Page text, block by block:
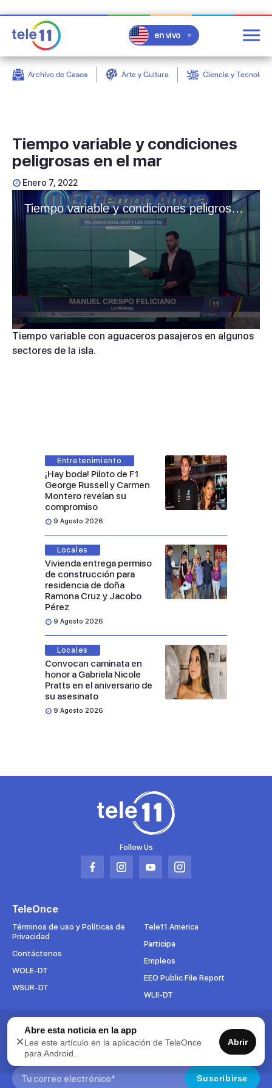
en vivo
Archivo de Casos Arte y Cultura Ciencia y
Tiempo variable y condiciones
peligrosas en el mar
Enero 7, 2022
Tiempo variable y condiciones peligrosas en el mar
0
seconds
of
Tiempo variable con aguaceros pasajeros en algunos
sectores de la isla.
Entretenimiento
¡Hay boda! Piloto de F1
George Russell y Carmen
Montero revelan su
compromiso
9 Agosto 2026
Locales
Vivienda entrega permiso
de construcción para
residencia de doña
Ramona Cruz y Jacobo
Pérez
9 Agosto 2026
Locales
Convocan caminata en
honor a Gabriela Nicole
Pratts en el aniversario de
su asesinato
9 Agosto 2026
Follow Us
Abrir
pestaña
Abrir
pestaña
Abrir
pestaña
Abrir
pestaña
TeleOnce
Términos de uso y Políticas de
Privacidad
Contáctenos
WOLE-DT
WSUR-DT
Tele11 America
Participa
Empleos
EEO Public File Report
WLII-DT
Suscríbete al boletín
Para mantenerse al tanto de todo lo que pasa en TeleOnce,
suscríbase ahora a nuestros boletines.
Search: Suscribirse
post
×
Abre esta noticia en la app
Lee este artículo en la aplicación de TeleOnce
para Android.
Abrir